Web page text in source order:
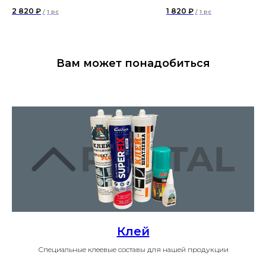
2 820 ₽ / 1 pc
1 820 ₽ / 1 pc
Вам может понадобиться
Клей
Специальные клеевые составы для нашей продукции